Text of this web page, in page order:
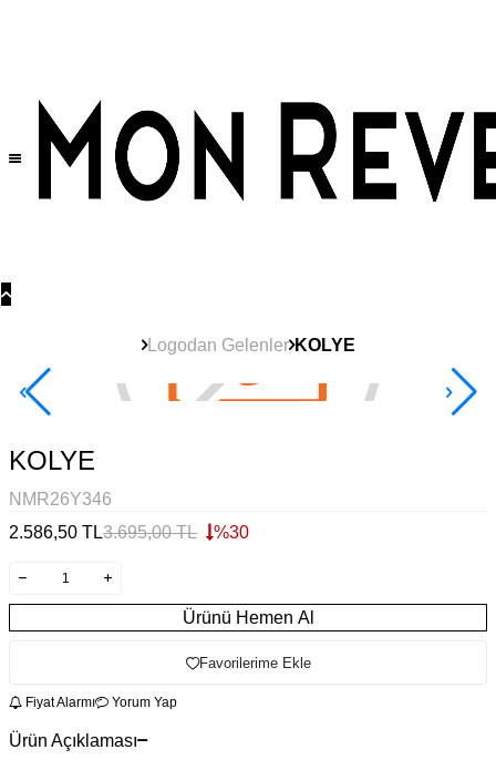
Logodan Gelenler KOLYE
Yeni Ürün
KOLYE
NMR26Y346
2.586,50 TL3.695,00TL %30
Ürünü Hemen Al
Favorilerime Ekle
Fiyat Alarmı Yorum Yap
Ürün Açıklaması